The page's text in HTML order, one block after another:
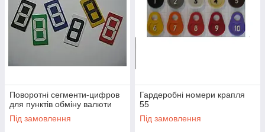
Поворотні сегменти-цифров
для пунктів обміну валюти
Під замовлення
Гардеробні номери крапля
55
Під замовлення